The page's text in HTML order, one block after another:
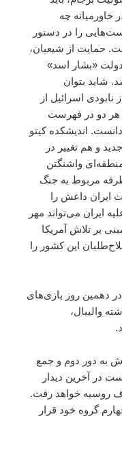
خاورمیانه چه
را در دستور
حمایت از شیعیان،
«بشار اسد»
شاید بتوان
نابودی اسرائیل از
هر دو در فهرست
اندیشکده کیتو
و هم تغییر در
واشنگتن
مربوط به جنگ
ایران داعش را
ایران می‌تواند مهر
بر تلاش آمریکا
این کشور را
در دهمین روز بازی‌های
رشته والیبال،
به دور دوم و جمع
در آخرین دیدار
ساعت ۲۲:۳۰ به مصاف روسیه خواهد رفت.
در رده چهارم گروه خود قرار